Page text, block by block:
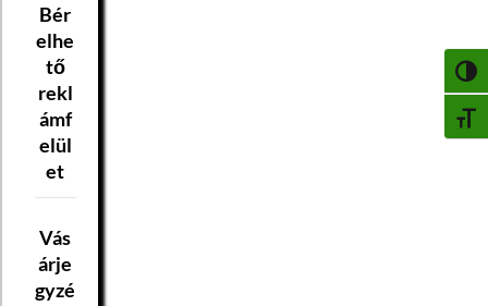
Bér
elhe
tő
rekl
ámf
elül
et
Vás
árje
gyzé